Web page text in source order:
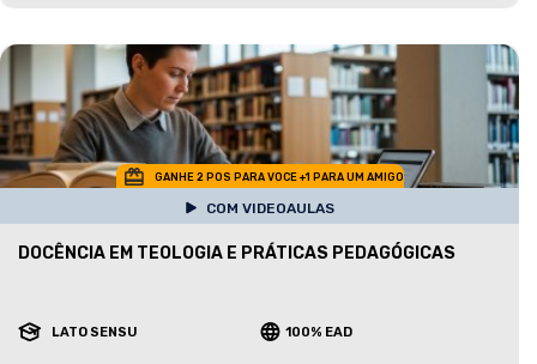
GANHE 2 POS PARA VOCE +1 PARA UM AMIGO
COM VIDEOAULAS
DOCÊNCIA EM TEOLOGIA E PRÁTICAS PEDAGÓGICAS
LATO SENSU 100% EAD